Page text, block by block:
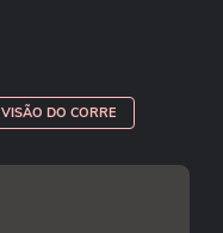
VISÃO DO CORRE